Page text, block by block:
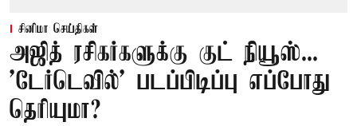
சினிமா செய்திகள்
அஜித் ரசிகர்களுக்கு குட் நியூஸ்...
'டேர்டெவில்' படப்பிடிப்பு எப்போது
தெரியுமா?